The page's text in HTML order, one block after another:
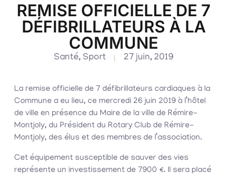
REMISE OFFICIELLE DE 7
DÉFIBRILLATEURS À LA
COMMUNE
Santé, Sport 27 juin, 2019
La remise officielle de 7 défibrillateurs cardiaques à la
Commune a eu lieu, ce mercredi 26 juin 2019 à l’hôtel
de ville en présence du Maire de la ville de Rémire-
Montjoly, du Président du Rotary Club de Rémire-
Montjoly, des élus et des membres de l’association.
Cet équipement susceptible de sauver des vies
représente un investissement de 7900 €. Il sera placé